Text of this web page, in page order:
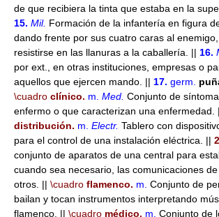
de que recibiera la tinta que estaba en la
15. Mil. Formación de la infantería en figura
dando frente por sus cuatro caras al
resistirse en las llanuras a la caballería. || 16.
por ext., en otras instituciones, empresas o
aquellos que ejercen mando. || 17. germ.
\cuadro clínico. m. Med. Conjunto de
enfermo o que caracterizan una enfermedad.
distribución. m. Electr. Tablero con
para el control de una instalación eléctrica. ||
conjunto de aparatos de una central para
cuando sea necesario, las comunicaciones
otros. || \cuadro flamenco. m. Conjunto de
bailan y tocan instrumentos interpretando
flamenco. || \cuadro médico. m. Conjunto de